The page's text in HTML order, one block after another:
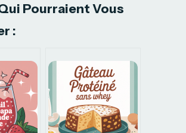
Pourraient Vous
: